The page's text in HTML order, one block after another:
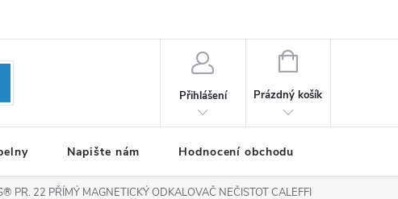
PODMÍNKY
Přihlášení
NÁKUPNÍ
Prázdný košík
Napište nám Hodnocení obchodu
PR. 22 PŘÍMÝ MAGNETICKÝ ODKALOVAČ NEČISTOT CALEFFI